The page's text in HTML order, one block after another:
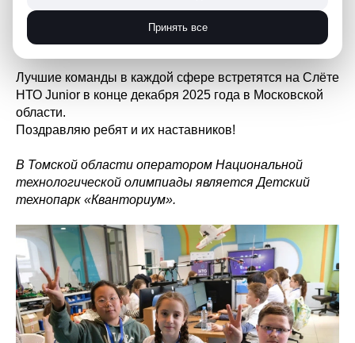
Топ регионов по числу дипломантов НТО Junior:
Новосибирская область, Санкт-Петербург, Московская
область, Москва и Томская область.
Лучшие команды в каждой сфере встретятся на Слёте
НТО Junior в конце декабря 2025 года в Московской
области.
Поздравляю ребят и их наставников!
В Томской области оператором Национальной
технологической олимпиады является Детский
технопарк «Кванториум».
Принять все